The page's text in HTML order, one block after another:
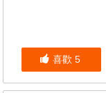
喜歡 5